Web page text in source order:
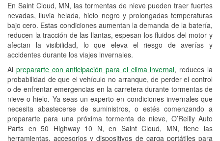
En Saint Cloud, MN, las tormentas de nieve pueden traer fuertes
nevadas, lluvia helada, hielo negro y prolongadas temperaturas
bajo cero. Estas condiciones aumentan la demanda de la batería,
reducen la tracción de las llantas, espesan los fluidos del motor y
afectan la visibilidad, lo que eleva el riesgo de averías y
accidentes durante los viajes invernales.
Al prepararte con anticipación para el clima invernal, reduces la
probabilidad de que el vehículo no arranque, de perder el control
o de enfrentar emergencias en la carretera durante tormentas de
nieve o hielo. Ya seas un experto en condiciones invernales que
necesita abastecerse de suministros, o estés comenzando a
prepararte para una próxima tormenta de nieve, O’Reilly Auto
Parts en 50 Highway 10 N, en Saint Cloud, MN, tiene las
herramientas, accesorios y dispositivos de carga portátiles para
Programa de Préstamo de
Herramientas
Rectificación de tambores y discos de
freno
Snowstorm Supplies
Tornado Supplies
Conoce más